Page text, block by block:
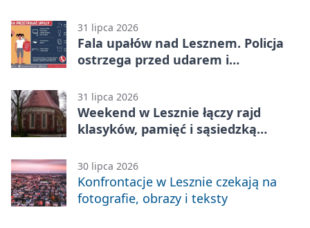
31 lipca 2026
Fala upałów nad Lesznem. Policja
ostrzega przed udarem i
31 lipca 2026
Weekend w Lesznie łączy rajd
klasyków, pamięć i sąsiedzką
30 lipca 2026
Konfrontacje w Lesznie czekają na
fotografie, obrazy i teksty